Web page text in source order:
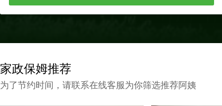
家政保姆推荐
为了节约时间，请联系在线客服为你筛选推荐阿姨